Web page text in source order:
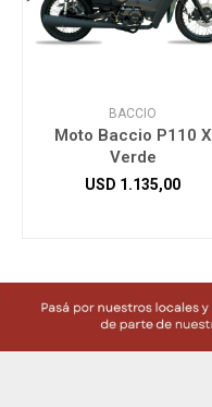
BACCIO
Moto Baccio P110 X
Verde
USD 1.135,00